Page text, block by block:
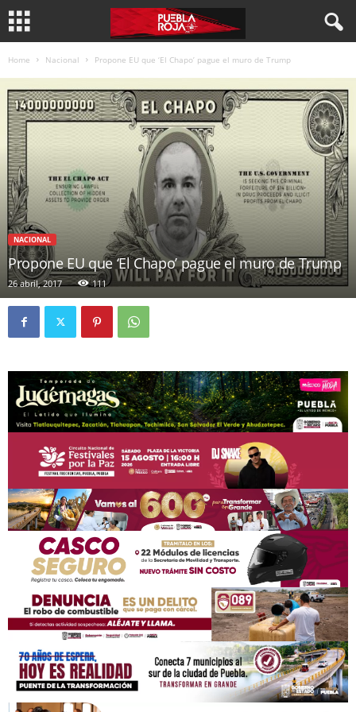
Home Nacional Propone EU que ‘El Chapo’ pague el muro de Trump
NACIONAL
Propone EU que ‘El Chapo’ pague el muro de Trump
26 abril, 2017 111